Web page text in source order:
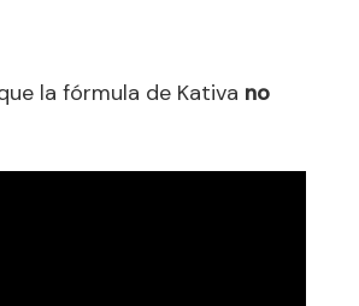
la fórmula de Kativa no